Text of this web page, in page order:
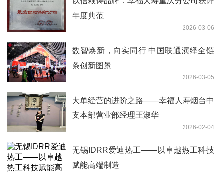
年度典范
2026-03-06
数智焕新，向实同行 中国联通演绎全链
条创新图景
2026-03-05
大单经营的进阶之路——幸福人寿烟台中
支本部营业部经理王淑华
2026-02-04
无锡IDRR爱迪热工——以卓越热工科技
赋能高端制造